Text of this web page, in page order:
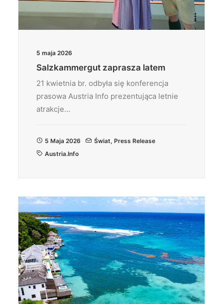
5 maja 2026
Salzkammergut zaprasza latem
21 kwietnia br. odbyła się konferencja
prasowa Austria Info prezentująca letnie
atrakcje…
5 Maja 2026 Świat, Press Release
Austria.info